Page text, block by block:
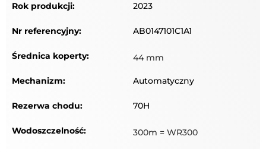
Rok produkcji: 2023
Nr referencyjny: AB0147101C1A1
Średnica koperty: 44 mm
Mechanizm: Automatyczny
Rezerwa chodu: 70H
Wodoszczelność: 300m = WR300